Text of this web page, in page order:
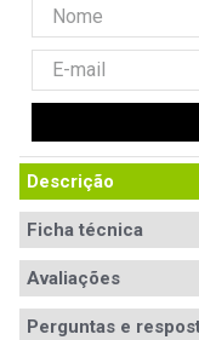
Descrição
Ficha técnica
Ficha
Técnica
Avaliações
Perguntas e